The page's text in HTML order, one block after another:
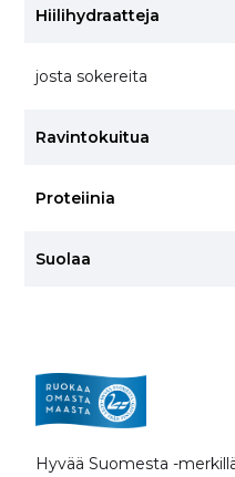
Hiilihydraatteja
josta sokereita
Ravintokuitua
Proteiinia
Suolaa
Hyvää Suomesta -